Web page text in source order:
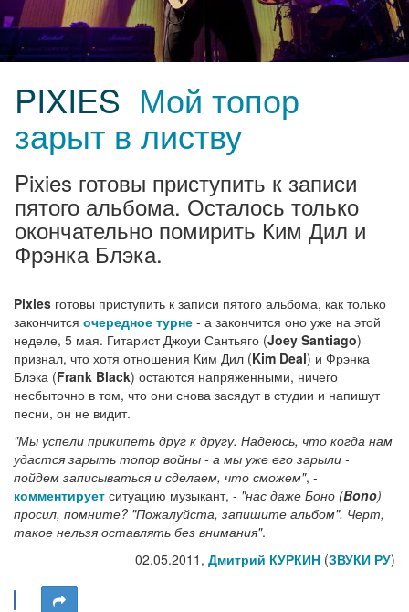
PIXIES Мой топор
зарыт в листву
Pixies готовы приступить к записи
пятого альбома. Осталось только
окончательно помирить Ким Дил и
Фрэнка Блэка.
Pixies готовы приступить к записи пятого альбома, как только
закончится очередное турне - а закончится оно уже на этой
неделе, 5 мая. Гитарист Джоуи Сантьяго (Joey Santiago)
признал, что хотя отношения Ким Дил (Kim Deal) и Фрэнка
Блэка (Frank Black) остаются напряженными, ничего
несбыточно в том, что они снова засядут в студии и напишут
песни, он не видит.
"Мы успели прикипеть друг к другу. Надеюсь, что когда нам
удастся зарыть топор войны - а мы уже его зарыли -
пойдем записываться и сделаем, что сможем", -
комментирует ситуацию музыкант, - "нас даже Боно (Bono)
просил, помните? "Пожалуйста, запишите альбом". Черт,
такое нельзя оставлять без внимания".
02.05.2011, Дмитрий КУРКИН (ЗВУКИ РУ)